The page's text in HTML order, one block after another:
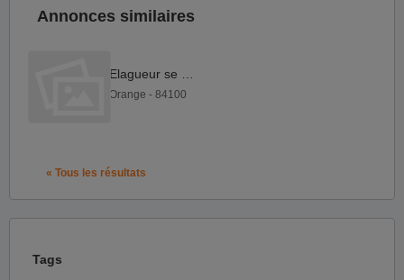
Annonces similaires
Orange - 84100
« Tous les résultats
Tags